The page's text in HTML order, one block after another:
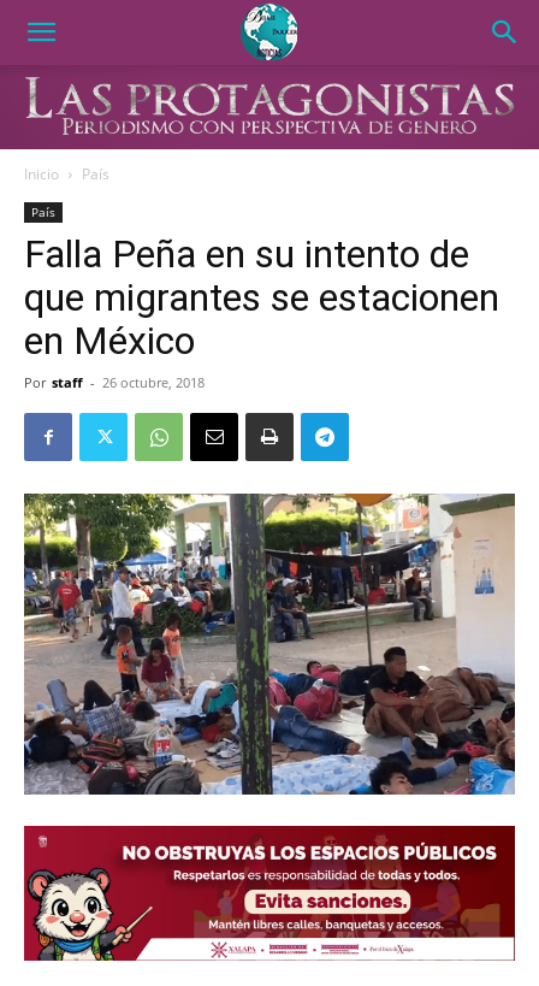
Inicio País
País
Falla Peña en su intento de
que migrantes se estacionen
en México
Por staff - 26 octubre, 2018